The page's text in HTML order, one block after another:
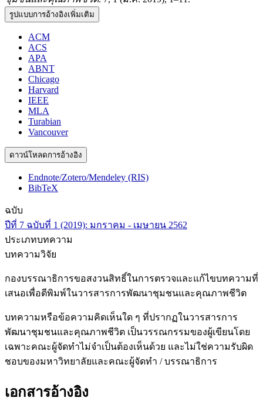
รูปแบบการอ้างอิงเพิ่มเติม
ACM
ACS
APA
ABNT
Chicago
Harvard
IEEE
MLA
Turabian
Vancouver
ดาวน์โหลดการอ้างอิง
Endnote/Zotero/Mendeley (RIS)
BibTeX
ฉบับ
ปีที่ 7 ฉบับที่ 1 (2019): มกราคม - เมษายน 2562
ประเภทบทความ
บทความวิจัย
กองบรรณาธิการขอสงวนสิทธิ์ในการตรวจและแก้ไขบทความที่
เสนอเพื่อตีพิมพ์ในวารสารการพัฒนาชุมชนและคุณภาพชีวิต
บทความหรือข้อความคิดเห็นใด ๆ ที่ปรากฏในวารสารการ
พัฒนาชุมชนและคุณภาพชีวิต เป็นวรรณกรรมของผู้เขียนโดย
เฉพาะคณะผู้จัดทำไม่จำเป็นต้องเห็นด้วย และไม่ใช่ความรับผิด
ชอบของมหาวิทยาลัยและคณะผู้จัดทำ / บรรณาธิการ
เอกสารอ้างอิง